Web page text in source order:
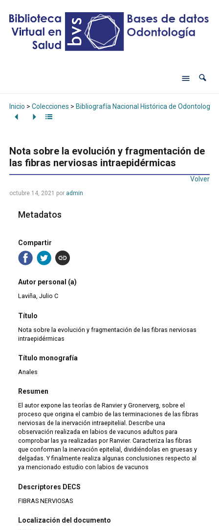
Inicio > Colecciones > Bibliografía Nacional Histórica de Odontología
Nota sobre la evolución y fragmentación de
las fibras nerviosas intraepidérmicas
Volver
octubre 14, 2021 por admin
Metadatos
Compartir
Autor personal (a)
Laviña, Julio C
Título
Nota sobre la evolución y fragmentación de las fibras nerviosas
intraepidérmicas
Título monografía
Anales
Resumen
El autor expone las teorías de Ranvier y Gronerverg, sobre el
proceso que origina el cambio de las terminaciones de las fibras
nerviosas de la inervación intraepitelial. Describe una
observación realizada en labios de vacunos adultos para
comprobar las ya realizadas por Ranvier. Caracteriza las fibras
que conforman la inervación epitelial, dividiéndolas en gruesas y
delgadas. Y finalmente realiza algunas conclusiones respecto al
ya mencionado estudio con labios de vacunos
Descriptores DECS
FIBRAS NERVIOSAS
Localización del documento